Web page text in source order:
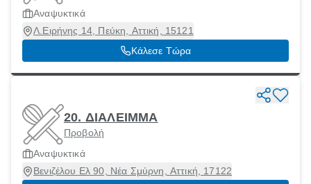
Αναψυκτικά
Λ.Ειρήνης 14, Πεύκη, Αττική, 15121
Κάλεσε Τώρα
20. ΔΙΑΛΕΙΜΜΑ
Προβολή
Αναψυκτικά
Βενιζέλου Ελ 90, Νέα Σμύρνη, Αττική, 17122